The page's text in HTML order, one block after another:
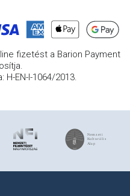
fizetést a Barion Payment
H-EN-I-1064/2013.